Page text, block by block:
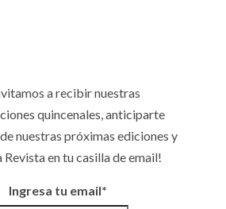
a recibir nuestras
quincenales, anticiparte
nuestras próximas ediciones y
en tu casilla de email!
Ingresa tu email*